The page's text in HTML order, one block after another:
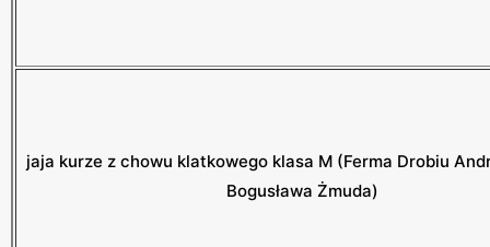
jaja kurze z chowu klatkowego klasa M (Ferma Drobiu
Bogusława Żmuda)